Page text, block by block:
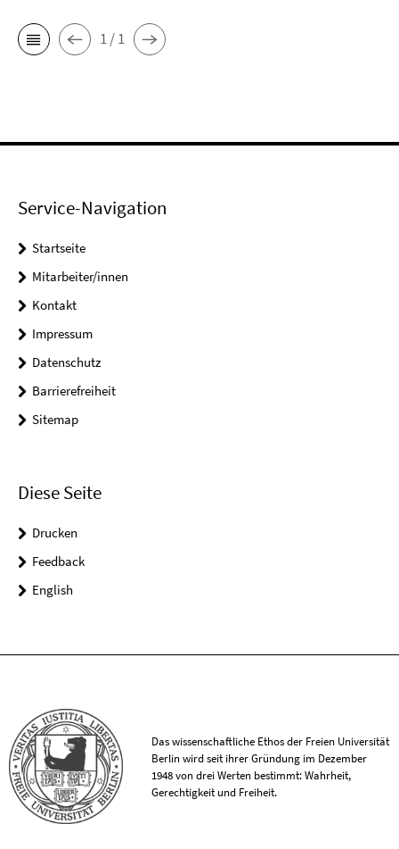
1 / 1
Service-Navigation
Startseite
Mitarbeiter/innen
Kontakt
Impressum
Datenschutz
Barrierefreiheit
Sitemap
Diese Seite
Drucken
Feedback
English
Das wissenschaftliche Ethos der Freien Universität
Berlin wird seit ihrer Gründung im Dezember
1948 von drei Werten bestimmt: Wahrheit,
Gerechtigkeit und Freiheit.